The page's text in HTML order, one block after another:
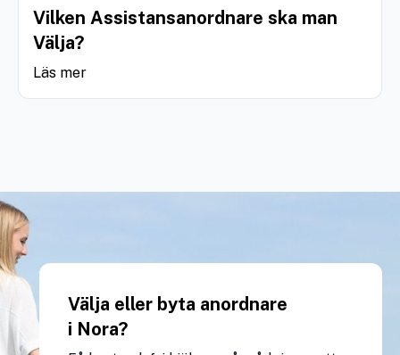
Vilken Assistansanordnare ska man
Välja?
Läs mer
Välja eller byta anordnare
i Nora?